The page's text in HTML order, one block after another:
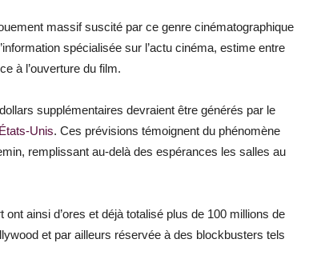
massif suscité par ce genre cinématographique
spécialisée sur l’actu cinéma, estime entre
à l’ouverture du film.
supplémentaires devraient être générés par le
Unis. Ces prévisions témoignent du phénomène
remplissant au-delà des espérances les salles au
ainsi d’ores et déjà totalisé plus de 100 millions de
et par ailleurs réservée à des blockbusters tels